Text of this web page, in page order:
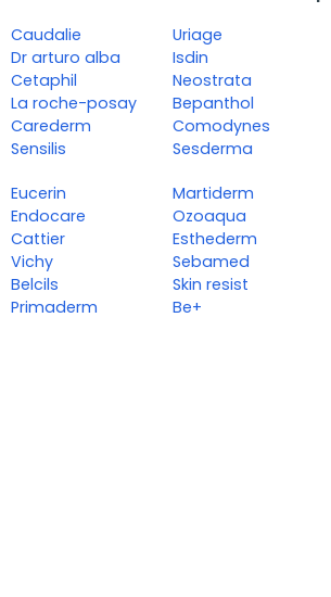
Caudalie
Dr arturo alba
Cetaphil
La roche-posay
Carederm
Sensilis
Uriage
Isdin
Neostrata
Bepanthol
Comodynes
Sesderma
Eucerin
Endocare
Cattier
Vichy
Belcils
Primaderm
Martiderm
Ozoaqua
Esthederm
Sebamed
Skin resist
Be+